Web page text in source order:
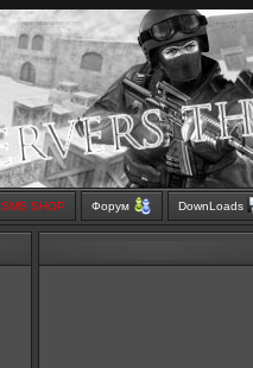
SMS SHOP Форум DownLoads